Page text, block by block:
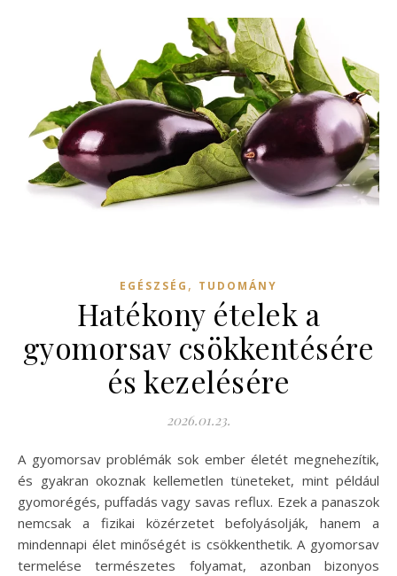
EGÉSZSÉG , TUDOMÁNY
Hatékony ételek a
gyomorsav csökkentésére
és kezelésére
2026.01.23.
A gyomorsav problémák sok ember életét megnehezítik,
és gyakran okoznak kellemetlen tüneteket, mint például
gyomorégés, puffadás vagy savas reflux. Ezek a panaszok
nemcsak a fizikai közérzetet befolyásolják, hanem a
mindennapi élet minőségét is csökkenthetik. A gyomorsav
termelése természetes folyamat, azonban bizonyos